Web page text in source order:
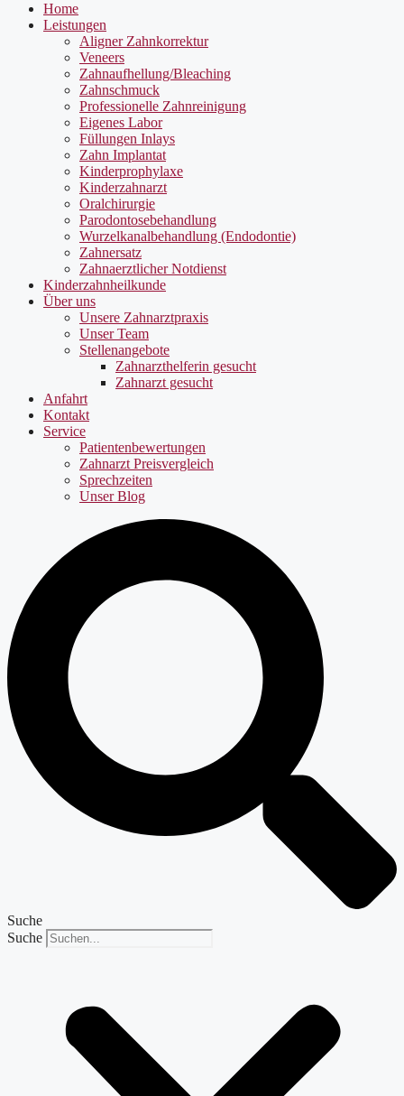
Home
Leistungen
Aligner Zahnkorrektur
Veneers
Zahnaufhellung/Bleaching
Zahnschmuck
Professionelle Zahnreinigung
Eigenes Labor
Füllungen Inlays
Zahn Implantat
Kinderprophylaxe
Kinderzahnarzt
Oralchirurgie
Parodontosebehandlung
Wurzelkanalbehandlung (Endodontie)
Zahnersatz
Zahnaerztlicher Notdienst
Kinderzahnheilkunde
Über uns
Unsere Zahnarztpraxis
Unser Team
Stellenangebote
Zahnarzthelferin gesucht
Zahnarzt gesucht
Anfahrt
Kontakt
Service
Patientenbewertungen
Zahnarzt Preisvergleich
Sprechzeiten
Unser Blog
Suche
Suche